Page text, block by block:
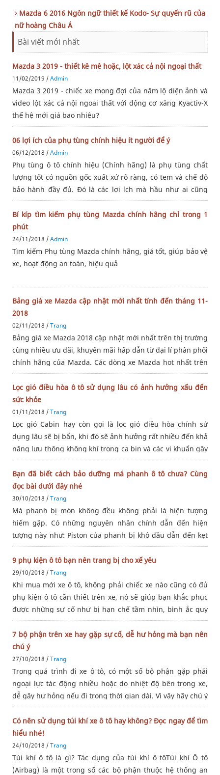
Mazda 6 2016 Ngôn ngữ thiết kế Kodo- Sự quyến rũ của
nữ hoàng Châu Á
Bài viết mới nhất
Mazda 3 2019 - thiết kê mê hoặc, lột xác cả nội ngoại thất
11/02/2019 /Admin
Mazda 3 2019 - chiếc xe mong đợi của năm lộ diện ảnh và
video lột xác cả nội ngoai thất với động cơ xăng Kyactiv-X
thế hệ mới giá bao nhiêu?
06 lợi ích của phụ tùng chính hiệu ít người để ý
06/12/2018 /Admin
Phụ tùng ô tô chính hiệu (Chính hãng) là phụ tùng chất
lượng tốt có nguồn gốc xuất xứ rõ ràng, có tem và chế độ
bảo hành đầy đủ. Đó là các lợi ích mà hầu như ai cũng
biết. Nhưng 06 lợi ích sau đây, có thể bạn chưa chú ý đến.
Bí kíp tìm kiếm phụ tùng Mazda chính hãng chỉ trong 1
phút
24/11/2018 /Admin
Tìm kiếm Phụ tùng Mazda chính hãng, giá tốt, giúp bảo vệ
xe, hoạt động an toàn, hiệu quả
Bảng giá xe Mazda cập nhật mới nhất tính đến tháng 11-
2018
02/11/2018 /Trang
Bảng giá xe Mazda 2018 cập nhật mới nhất trên thị trường
cùng nhiều ưu đãi, khuyến mãi hấp dẫn từ đại lí phân phối
chính hãng của Mazda. Các dòng xe Mazda hot nhất trên
thị trường. Mazda 3, Mazda 6, Mazda CX-5, Mazda BT-50,
… Cụ thể,
Lọc gió điều hòa ô tô sử dụng lâu có ảnh hưởng xấu đến
sức khỏe
01/11/2018 /Trang
Lọc gió Cabin hay còn gọi là lọc gió điều hòa chính sử
dụng lâu sẽ bị bẩn, khi đó sẽ ảnh hưởng rất nhiều đến khả
năng lưu thông không khí trong ca bin và các vi khuẩn gây
ô nhiễm sẽ có cơ hội hoạt động mạnh hơn khi xe vận
hành. Triệu
Bạn đã biết cách bảo dưỡng má phanh ô tô chưa? Cùng
đọc bài dưới đây nhé
30/10/2018 /Trang
Má phanh bị mòn không đều không phải là hiện tượng
hiếm gặp. Có những nguyên nhân chính dẫn đến hiện
tượng này như: Piston của phanh bị khô dầu dẫn đến kẹt
hoặc hoạt động không trơn tru. Việc này sẽ khiến các má
phanh di chuyển không
9 phụ kiện ô tô bạn nên trang bị cho xế yêu
29/10/2018 /Trang
Khi mua mới xe ô tô, không phải chiếc xe nào cũng có đủ
phụ kiện ô tô cần thiết trên xe, nó sẽ giúp bạn khắc phục
được những sự cố như bị hạn chế tầm nhìn, bình ắc quy
hết điện hay việc thủng lốp xe... Dưới đây là những đồ
dùng cần
7 bộ phận trên xe hay gặp sự cố, dễ hư hỏng mà bạn nên
chú ý
27/10/2018 /Trang
Trong quá trình đi xe ô tô, có một số bộ phận gặp phải
ngoại lực tác động nhiều hoặc do nhiệt độ bên trong xe,
dễ gây hư hỏng nếu đi trong thời gian dài. Vì vậy hãy chú ý
để kiểm tra và thay thế ngay nhé!1. Giảm chấn trướcTrong
quá
Có nên sử dụng túi khí xe ô tô hay không? Đọc ngay để tìm
hiểu nhé!
24/10/2018 /Trang
Túi khí ô tô là gì? Tác dụng của túi khí ô tôTúi khí Ô tô
(Airbag) là một trong số các bộ phận thuộc hệ thống an